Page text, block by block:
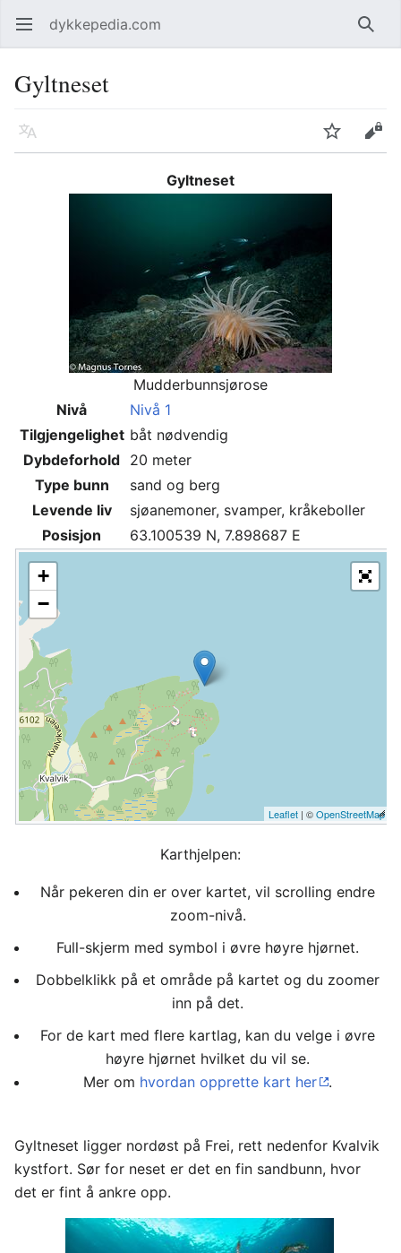
Åpne hovedmenyen dykkepedia.com Søk
Gyltneset
Språk Overvåk Rediger
Gyltneset
Mudderbunnsjørose
Nivå
Nivå 1
Tilgjengelighet båt nødvendig
Dybdeforhold 20 meter
Type bunn
sand og berg
Levende liv
sjøanemoner, svamper, kråkeboller
Posisjon
63.100539 N, 7.898687 E
+
−
Leaflet | ©OpenStreetMap
Karthjelpen:
Når pekeren din er over kartet, vil scrolling endre
zoom-nivå.
Full-skjerm med symbol i øvre høyre hjørnet.
Dobbelklikk på et område på kartet og du zoomer
inn på det.
For de kart med flere kartlag, kan du velge i øvre
høyre hjørnet hvilket du vil se.
Mer om hvordan opprette kart her .
Gyltneset ligger nordøst på Frei, rett nedenfor Kvalvik
kystfort. Sør for neset er det en fin sandbunn, hvor
det er fint å ankre opp.